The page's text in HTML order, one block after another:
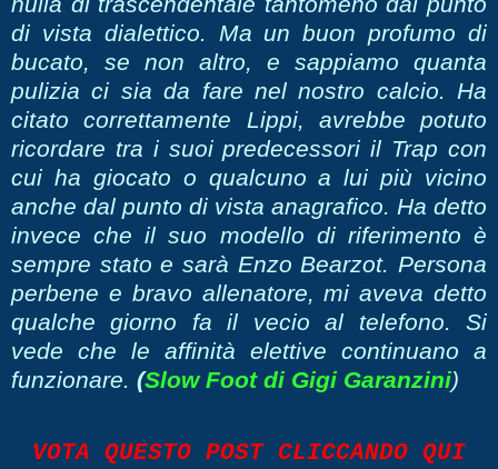
di vista dialettico. Ma un buon profumo di
bucato, se non altro, e sappiamo quanta
pulizia ci sia da fare nel nostro calcio. Ha
citato correttamente Lippi, avrebbe potuto
ricordare tra i suoi predecessori il Trap con
cui ha giocato o qualcuno a lui più vicino
anche dal punto di vista anagrafico. Ha detto
invece che il suo modello di riferimento è
sempre stato e sarà Enzo Bearzot. Persona
perbene e bravo allenatore, mi aveva detto
qualche giorno fa il vecio al telefono. Si
vede che le affinità elettive continuano a
funzionare. (Slow Foot di Gigi Garanzini)
VOTA QUESTO POST CLICCANDO QUI